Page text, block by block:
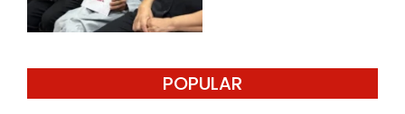
POPULAR